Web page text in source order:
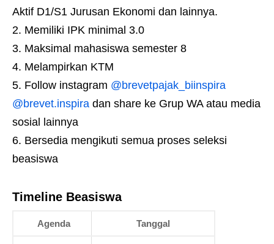
Aktif D1/S1 Jurusan Ekonomi dan lainnya.
Memiliki IPK minimal 3.0
Maksimal mahasiswa semester 8
Melampirkan KTM
Follow instagram @brevetpajak_biinspira
@brevet.inspira dan share ke Grup WA atau media
sosial lainnya
Bersedia mengikuti semua proses seleksi
beasiswa
Timeline Beasiswa
Agenda Tanggal